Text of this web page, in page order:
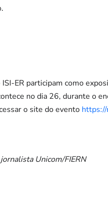
ISI-ER participam como
no dia 26, durante o
o site do evento
Unicom/FIERN